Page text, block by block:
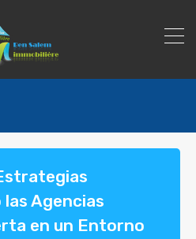
las Agencias
en un Entorno